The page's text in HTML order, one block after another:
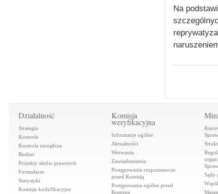
Na
Działalność
Strategia
Kontrole
Kontrola zarządcza
Budżet
Projekty aktów prawnych
Formularze
Statystyki
Komisje kodyfikacyjne
Komisja
weryfikacyjna
Informacje ogólne
Aktualności
Wezwania
Zawiadomienia
Postępowania rozpoznawcze
przed Komisją
Postępowania ogólne przed
Komisją
Sądy